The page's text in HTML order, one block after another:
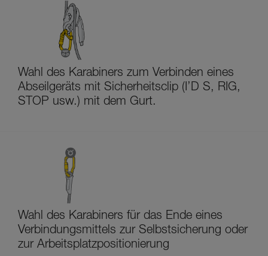
Wahl des Karabiners zum Verbinden eines
Abseilgeräts mit Sicherheitsclip (I’D S, RIG,
STOP usw.) mit dem Gurt.
Wahl des Karabiners für das Ende eines
Verbindungsmittels zur Selbstsicherung oder
zur Arbeitsplatzpositionierung